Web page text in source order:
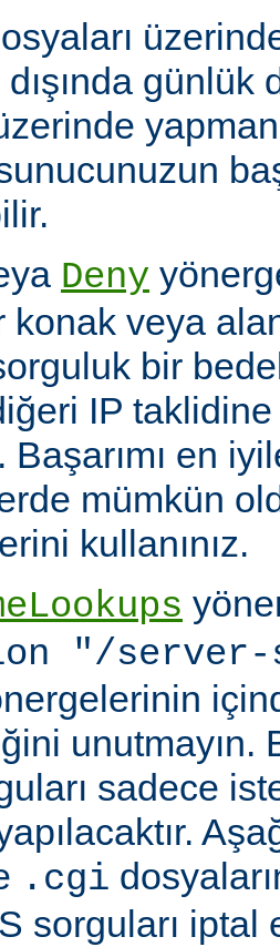
günlük
Deny
konak veya
bir
IP taklidine
Başarımı en
mümkün
kullanınız.
"/
unutmayın.
sadece
.cgi
sorguları iptal